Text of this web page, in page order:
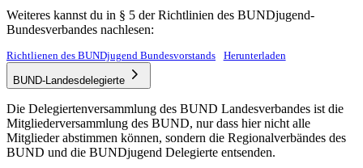
Weiteres kannst du in § 5 der Richtlinien des BUNDjugend-
Bundesverbandes nachlesen:
Richtlienen des BUNDjugend Bundesvorstands Herunterladen
BUND-Landesdelegierte
Die Delegiertenversammlung des BUND Landesverbandes ist die
Mitgliederversammlung des BUND, nur dass hier nicht alle
Mitglieder abstimmen können, sondern die Regionalverbändes des
BUND und die BUNDjugend Delegierte entsenden.